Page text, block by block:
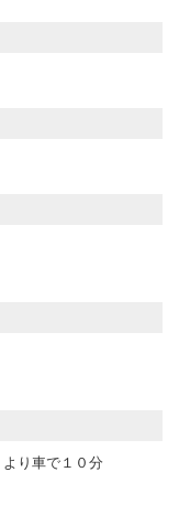
り車で１０分